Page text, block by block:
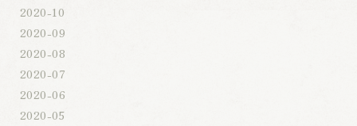
2020-10
2020-09
2020-08
2020-07
2020-06
2020-05